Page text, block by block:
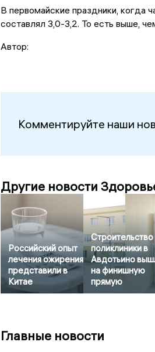
В первомайские праздники, когда
составлял 3,0-3,2. То есть выше,
Автор:
Комментируйте наши
Другие новости
Российский опыт
лечения ожирения
представили в
Китае
Строительство
поликлиники в
Авдотьино
на финишную
прямую
Главные новости